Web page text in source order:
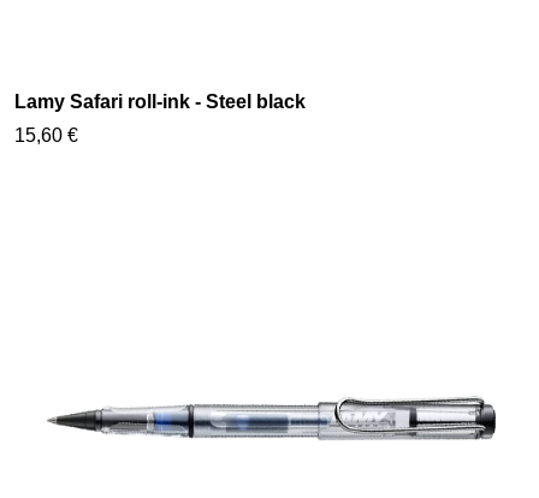
Lamy Safari roll-ink - Steel black
15,60 €